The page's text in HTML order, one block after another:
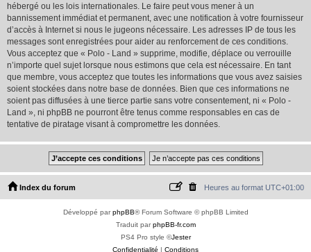
hébergé ou les lois internationales. Le faire peut vous mener à un
bannissement immédiat et permanent, avec une notification à votre fournisseur
d’accès à Internet si nous le jugeons nécessaire. Les adresses IP de tous les
messages sont enregistrées pour aider au renforcement de ces conditions.
Vous acceptez que « Polo - Land » supprime, modifie, déplace ou verrouille
n’importe quel sujet lorsque nous estimons que cela est nécessaire. En tant
que membre, vous acceptez que toutes les informations que vous avez saisies
soient stockées dans notre base de données. Bien que ces informations ne
soient pas diffusées à une tierce partie sans votre consentement, ni « Polo -
Land », ni phpBB ne pourront être tenus comme responsables en cas de
tentative de piratage visant à compromettre les données.
Index du forum Heures au format UTC+01:00
Développé parphpBB® Forum Software © phpBB Limited
Traduit parphpBB-fr.com
PS4 Pro style ©Jester
Confidentialité | Conditions